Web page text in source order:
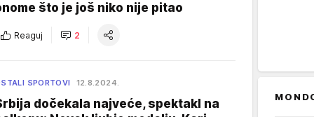
što je još niko nije pitao
Reaguj 2
SPORTOVI 12.8.2024.
dočekala najveće, spektakl na